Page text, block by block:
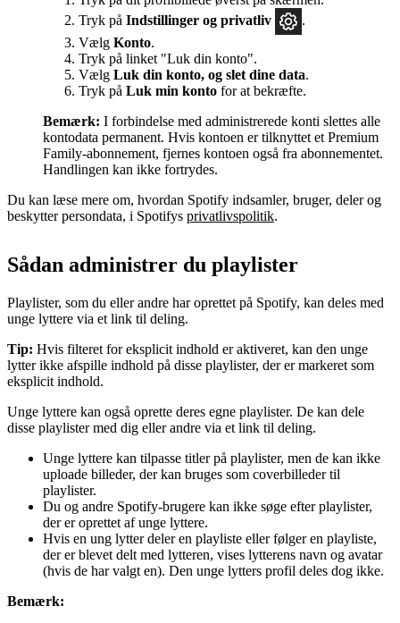
Tryk på Indstillinger og privatliv
.
Vælg Konto.
Tryk på linket "Luk din konto".
Vælg Luk din konto, og slet dine data.
Tryk på Luk min konto for at bekræfte.
Bemærk: I forbindelse med administrerede konti slettes alle
kontodata permanent. Hvis kontoen er tilknyttet et Premium
Family-abonnement, fjernes kontoen også fra abonnementet.
Handlingen kan ikke fortrydes.
Du kan læse mere om, hvordan Spotify indsamler, bruger, deler og
beskytter persondata, i Spotifys privatlivspolitik.
Sådan administrer du playlister
Playlister, som du eller andre har oprettet på Spotify, kan deles med
unge lyttere via et link til deling.
Tip: Hvis filteret for eksplicit indhold er aktiveret, kan den unge
lytter ikke afspille indhold på disse playlister, der er markeret som
eksplicit indhold.
Unge lyttere kan også oprette deres egne playlister. De kan dele
disse playlister med dig eller andre via et link til deling.
Unge lyttere kan tilpasse titler på playlister, men de kan ikke
uploade billeder, der kan bruges som coverbilleder til
playlister.
Du og andre Spotify-brugere kan ikke søge efter playlister,
der er oprettet af unge lyttere.
Hvis en ung lytter deler en playliste eller følger en playliste,
der er blevet delt med lytteren, vises lytterens navn og avatar
(hvis de har valgt en). Den unge lytters profil deles dog ikke.
Bemærk: